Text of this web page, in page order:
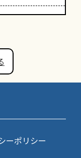
ーポリシー